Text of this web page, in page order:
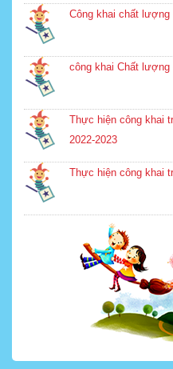
Công khai chất lượng
công khai Chất lượng
Thực hiện công khai
2022-2023
Thực hiện công khai